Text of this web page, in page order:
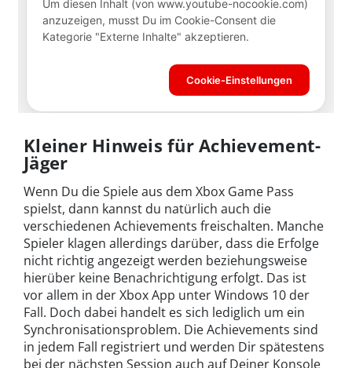
Kleiner Hinweis für Achievement-
Jäger
Wenn Du die Spiele aus dem Xbox Game Pass
spielst, dann kannst du natürlich auch die
verschiedenen Achievements freischalten. Manche
Spieler klagen allerdings darüber, dass die Erfolge
nicht richtig angezeigt werden beziehungsweise
hierüber keine Benachrichtigung erfolgt. Das ist
vor allem in der Xbox App unter Windows 10 der
Fall. Doch dabei handelt es sich lediglich um ein
Synchronisationsproblem. Die Achievements sind
in jedem Fall registriert und werden Dir spätestens
bei der nächsten Session auch auf Deiner Konsole